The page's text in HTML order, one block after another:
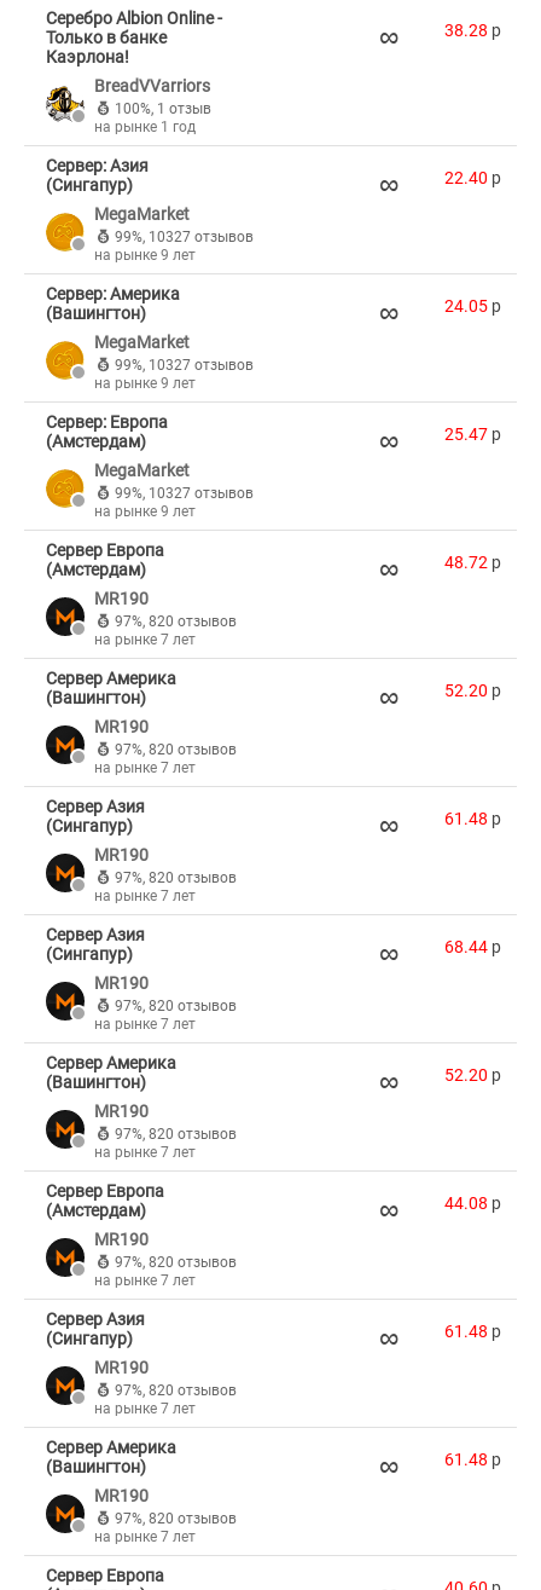
Серебро Albion Online -
Только в банке
Каэрлона!
BreadVVarriors
100%, 1 отзыв
на рынке 1 год
∞ 38.28 p
Сервер: Азия
(Сингапур)
MegaMarket
99%, 10327 отзывов
на рынке 9 лет
∞ 22.40 p
Сервер: Америка
(Вашингтон)
MegaMarket
99%, 10327 отзывов
на рынке 9 лет
∞ 24.05 p
Сервер: Европа
(Амстердам)
MegaMarket
99%, 10327 отзывов
на рынке 9 лет
∞ 25.47 p
Сервер Европа
(Амстердам)
MR190
97%, 820 отзывов
на рынке 7 лет
∞ 48.72 p
Сервер Америка
(Вашингтон)
MR190
97%, 820 отзывов
на рынке 7 лет
∞ 52.20 p
Сервер Азия
(Сингапур)
MR190
97%, 820 отзывов
на рынке 7 лет
∞ 61.48 p
Сервер Азия
(Сингапур)
MR190
97%, 820 отзывов
на рынке 7 лет
∞ 68.44 p
Сервер Америка
(Вашингтон)
MR190
97%, 820 отзывов
на рынке 7 лет
∞ 52.20 p
Сервер Европа
(Амстердам)
MR190
97%, 820 отзывов
на рынке 7 лет
∞ 44.08 p
Сервер Азия
(Сингапур)
MR190
97%, 820 отзывов
на рынке 7 лет
∞ 61.48 p
Сервер Америка
(Вашингтон)
MR190
97%, 820 отзывов
на рынке 7 лет
∞ 61.48 p
Сервер Европа